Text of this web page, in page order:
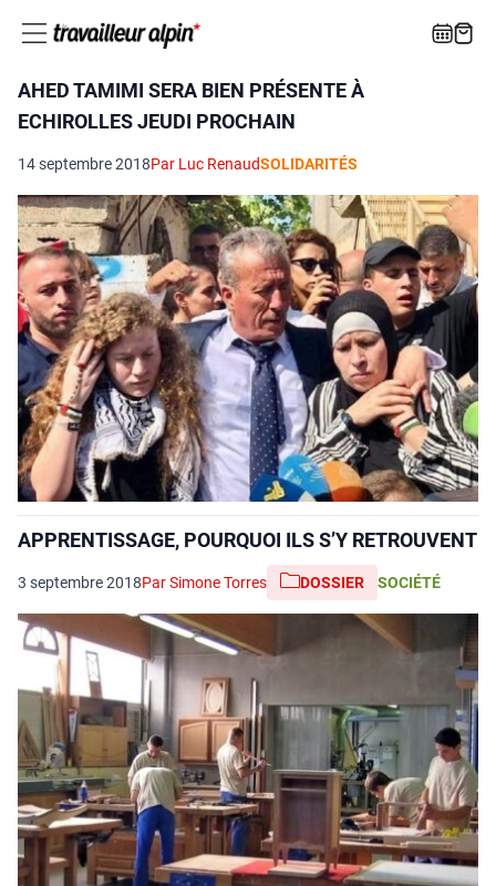
AHED TAMIMI SERA BIEN PRÉSENTE À
ECHIROLLES JEUDI PROCHAIN
14 septembre 2018Par Luc RenaudSOLIDARITÉS
APPRENTISSAGE, POURQUOI ILS S’Y RETROUVENT
3 septembre 2018Par Simone Torres DOSSIER SOCIÉTÉ